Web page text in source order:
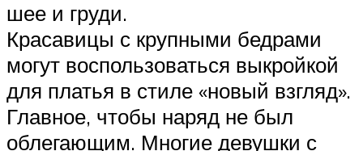
шее и груди.
Красавицы с крупными бедрами
могут воспользоваться выкройкой
для платья в стиле «новый взгляд».
Главное, чтобы наряд не был
облегающим. Многие девушки с